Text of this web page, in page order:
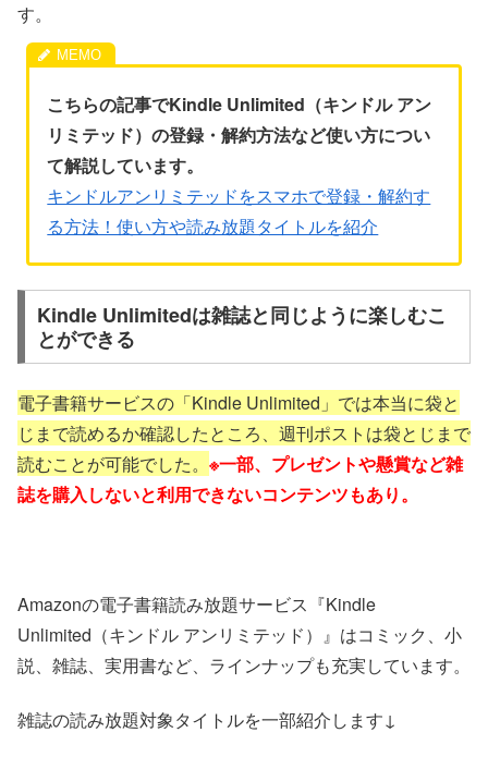
す。
こちらの記事でKindle Unlimited（キンドル アン
リミテッド）の登録・解約方法など使い方につい
て解説しています。
キンドルアンリミテッドをスマホで登録・解約す
る方法！使い方や読み放題タイトルを紹介
Kindle Unlimitedは雑誌と同じように楽しむこ
とができる
電子書籍サービスの「Kindle Unlimited」では本当に袋と
じまで読めるか確認したところ、週刊ポストは袋とじまで
読むことが可能でした。 ※一部、プレゼントや懸賞など雑
誌を購入しないと利用できないコンテンツもあり。
Amazonの電子書籍読み放題サービス『Kindle
Unlimited（キンドル アンリミテッド）』はコミック、小
説、雑誌、実用書など、ラインナップも充実しています。
雑誌の読み放題対象タイトルを一部紹介します↓